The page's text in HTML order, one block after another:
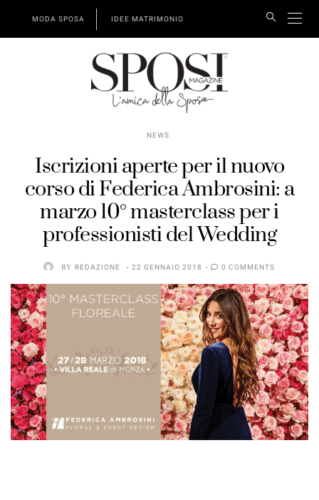
MODA SPOSA IDEE MATRIMONIO
NEWS
Iscrizioni aperte per il nuovo
corso di Federica Ambrosini: a
marzo 10° masterclass per i
professionisti del Wedding
BY REDAZIONE 22 GENNAIO 2018 0 COMMENTS